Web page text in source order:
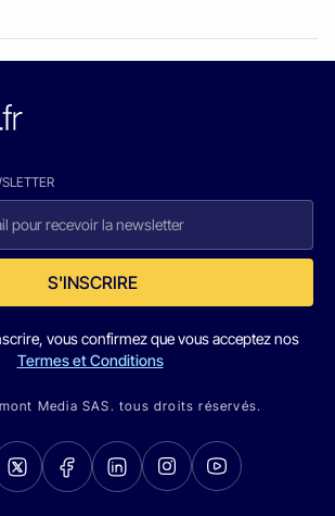
S'INSCRIRE
vous confirmez que vous acceptez nos
Termes et Conditions
Media SAS. tous droits réservés.